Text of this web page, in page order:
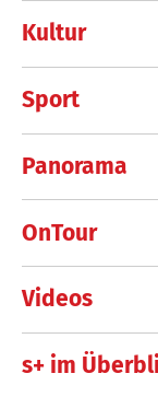
Kultur
Sport
Panorama
OnTour
Videos
s+ im